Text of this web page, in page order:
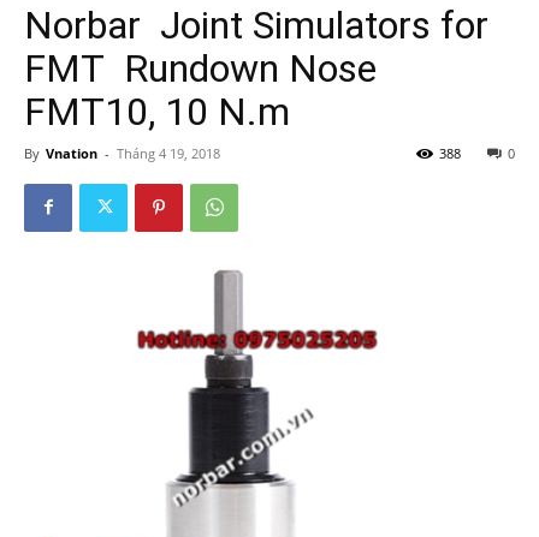
Norbar Joint Simulators for
FMT Rundown Nose
FMT10, 10 N.m
By Vnation - Tháng 4 19, 2018 0
388